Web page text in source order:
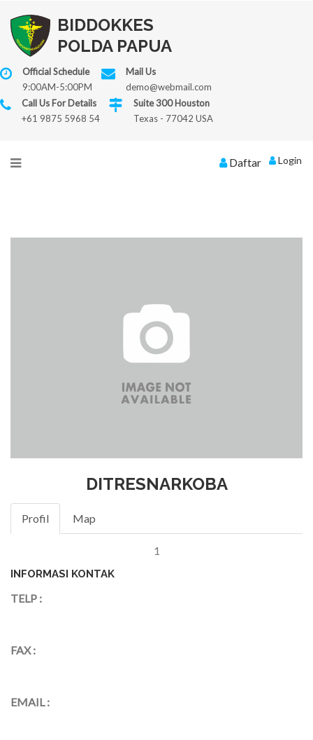
BIDDOKKES
POLDA PAPUA
Official Schedule
9:00AM-5:00PM
Mail Us
demo@webmail.com
Call Us For Details
+61 9875 5968 54
Suite 300 Houston
Texas - 77042 USA
Daftar Login
DITRESNARKOBA
Profil Map
1
INFORMASI KONTAK
TELP :
FAX :
EMAIL :